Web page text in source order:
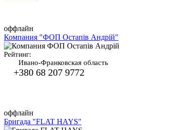
оффлайн
Компания "ФОП Остапів Андрій"
Рейтинг:
Ивано-Франковская область
+380 68 207 9772
оффлайн
Бригада "FLAT HAYS"